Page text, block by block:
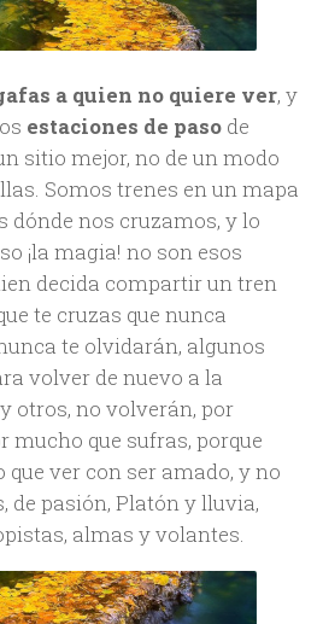
a quien no quiere ver, y
estaciones de paso de
sitio mejor, no de un modo
Somos trenes en un mapa
dónde nos cruzamos, y lo
¡la magia! no son esos
decida compartir un tren
te cruzas que nunca
te olvidarán, algunos
volver de nuevo a la
otros, no volverán, por
mucho que sufras, porque
ver con ser amado, y no
de pasión, Platón y lluvia,
almas y volantes.